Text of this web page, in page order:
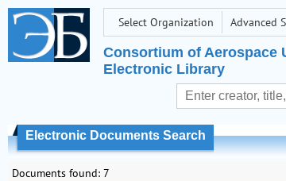
Select Organization Advanced
Consortium of Aerospace
Electronic Library
Electronic Documents Search
Documents found: 7